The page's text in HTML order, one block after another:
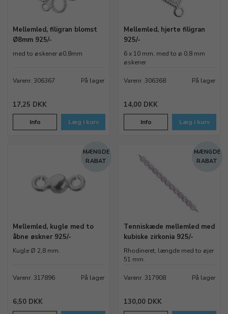
Mellemled, filigran blomst
Ø8mm 925/-
med to øskener ø0,8mm
Varenr. 306367 På lager
17,25 DKK
Info Læg i kurv
Mellemled, hjerte filigran
925/-
6 x 10 mm, med to ø 0,8 mm
øskener
Varenr. 306368 På lager
14,00 DKK
Info Læg i kurv
MÆNGDE
RABAT
Mellemled, kugle med to
åbne øskner 925/-
Kugle Ø 2,8 mm.
Varenr. 317896 På lager
6,50 DKK
MÆNGDE
RABAT
Tenniskæde mellemled med
kubiske zirkonia 925/-
Rhodineret, længde med to øjer
51 mm.
Varenr. 317908 På lager
130,00 DKK